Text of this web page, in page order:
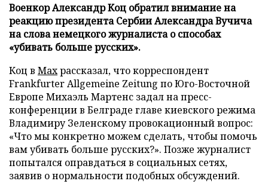
Военкор Александр Коц обратил внимание на
реакцию президента Сербии Александра Вучича
на слова немецкого журналиста о способах
«убивать больше русских».
Коц в Махрассказал, что корреспондент
Frankfurter Allgemeine Zeitung по Юго-Восточной
Европе Михаэль Мартенс задал на пресс-
конференции в Белграде главе киевского режима
Владимиру Зеленскому провокационный вопрос:
«Что мы конкретно можем сделать, чтобы помочь
вам убивать больше русских?». Позже журналист
попытался оправдаться в социальных сетях,
заявив о нормальности подобных обсуждений.